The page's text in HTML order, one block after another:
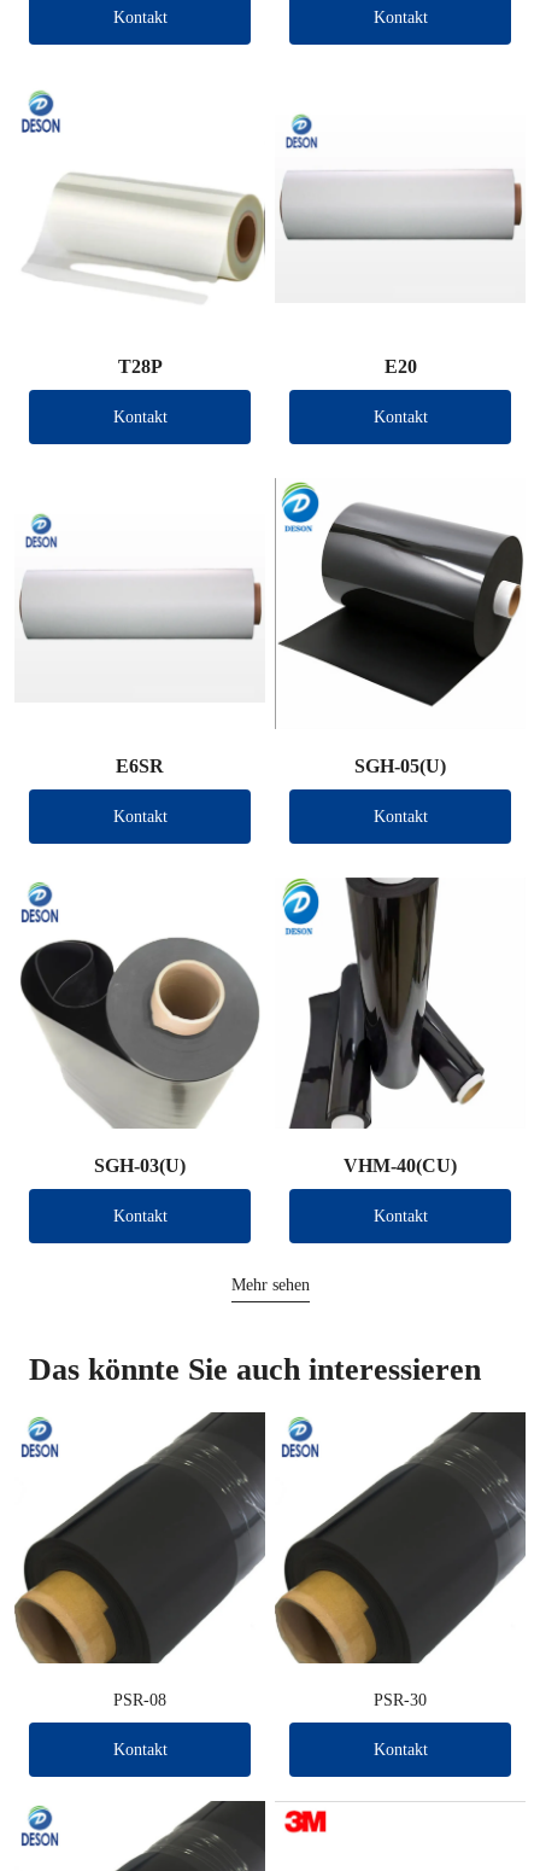
Kontakt Kontakt
T28P
Kontakt
E20
Kontakt
E6SR
Kontakt
SGH-05(U)
Kontakt
SGH-03(U)
Kontakt
VHM-40(CU)
Kontakt
Mehr sehen
Das könnte Sie auch interessieren
PSR-08
Kontakt
PSR-30
Kontakt